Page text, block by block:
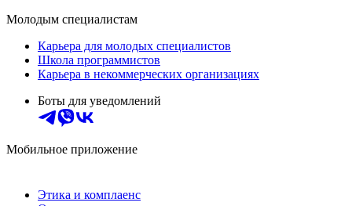
Молодым специалистам
Карьера для молодых специалистов
Школа программистов
Карьера в некоммерческих организациях
Боты для уведомлений
Мобильное приложение
Этика и комплаенс